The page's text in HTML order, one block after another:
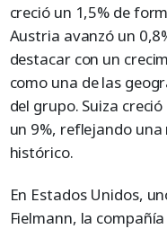
creció un 1,5% de
Austria avanzó un
destacar con un
como una de las
del grupo. Suiza
un 9%, reflejando
histórico.
En Estados Unidos,
Fielmann, la